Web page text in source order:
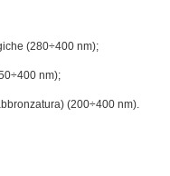
(280÷400 nm);
nm);
(200÷400 nm).